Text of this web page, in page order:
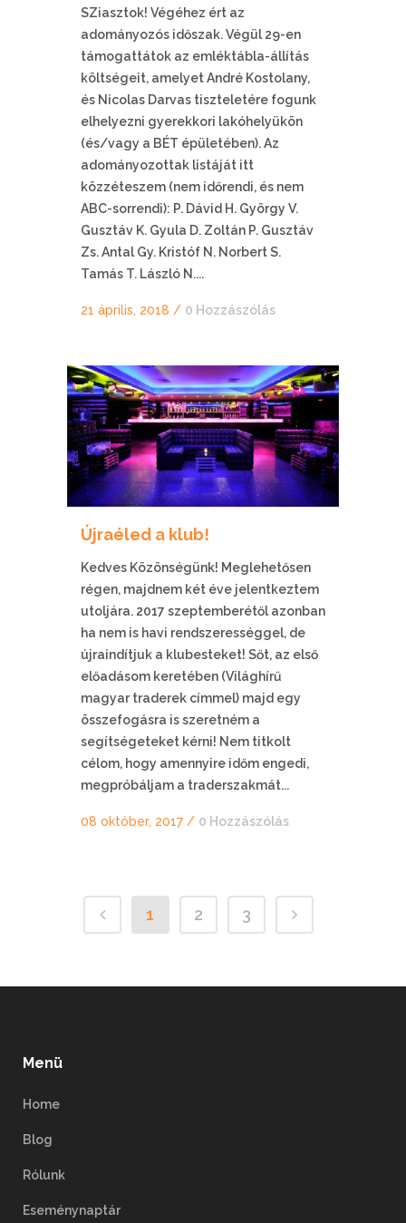
SZiasztok! Végéhez ért az
adományozós időszak. Végül 29-en
támogattátok az emléktábla-állítás
költségeit, amelyet André Kostolany,
és Nicolas Darvas tiszteletére fogunk
elhelyezni gyerekkori lakóhelyükön
(és/vagy a BÉT épületében). Az
adományozottak listáját itt
közzéteszem (nem időrendi, és nem
ABC-sorrendi): P. Dávid H. György V.
Gusztáv K. Gyula D. Zoltán P. Gusztáv
Zs. Antal Gy. Kristóf N. Norbert S.
Tamás T. László N....
21 április, 2018 / 0 Hozzászólás
Újraéled a klub!
Kedves Közönségünk! Meglehetősen
régen, majdnem két éve jelentkeztem
utoljára. 2017 szeptemberétől azonban
ha nem is havi rendszerességgel, de
újraindítjuk a klubesteket! Sőt, az első
előadásom keretében (Világhírű
magyar traderek címmel) majd egy
összefogásra is szeretném a
segítségeteket kérni! Nem titkolt
célom, hogy amennyire időm engedi,
megpróbáljam a traderszakmát...
08 október, 2017 / 0 Hozzászólás
1 2 3
Menü
Home
Blog
Rólunk
Eseménynaptár